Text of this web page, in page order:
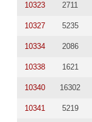
10323 2711
10327 5235
10334 2086
10338 1621
10340 16302
10341 5219